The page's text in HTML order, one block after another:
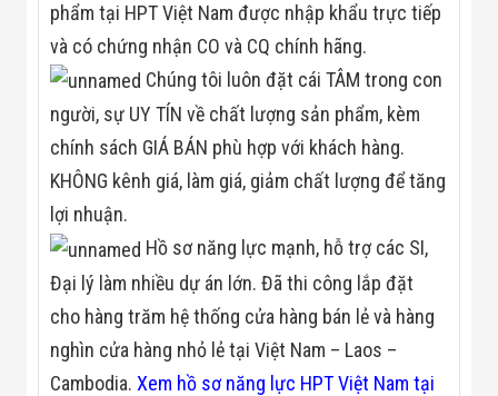
phẩm tại HPT Việt Nam được nhập khẩu trực tiếp
và có chứng nhận CO và CQ chính hãng.
Chúng tôi luôn đặt cái TÂM trong con
người, sự UY TÍN về chất lượng sản phẩm, kèm
chính sách GIÁ BÁN phù hợp với khách hàng.
KHÔNG kênh giá, làm giá, giảm chất lượng để tăng
lợi nhuận.
Hồ sơ năng lực mạnh, hỗ trợ các SI,
Đại lý làm nhiều dự án lớn. Đã thi công lắp đặt
cho hàng trăm hệ thống cửa hàng bán lẻ và hàng
nghìn cửa hàng nhỏ lẻ tại Việt Nam – Laos –
Cambodia.Xem hồ sơ năng lực HPT Việt Nam tại